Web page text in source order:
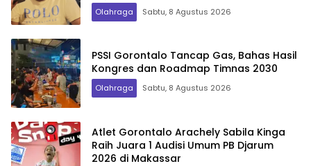
Olahraga Sabtu, 8 Agustus 2026
PSSI Gorontalo Tancap Gas, Bahas Hasil
Kongres dan Roadmap Timnas 2030
Olahraga Sabtu, 8 Agustus 2026
Atlet Gorontalo Arachely Sabila Kinga
Raih Juara 1 Audisi Umum PB Djarum
2026 di Makassar